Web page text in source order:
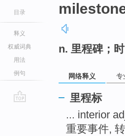
目录
释义
权威词典
用法
例句
n. 里程碑；
网络释义 专
里程标
... interior
重要事件,